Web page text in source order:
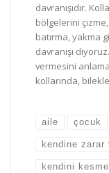
davranışıdır.
bölgelerini
batırma, yakma
davranışı
vermesini
kollarında,
aile çocuk
kendine zarar
kendini kesme